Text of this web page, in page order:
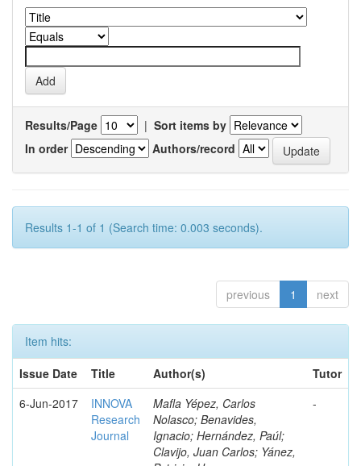
Results/Page | Sort items by
In order
Authors/record
Results 1-1 of 1 (Search time: 0.003 seconds).
previous 1 next
Item hits:
Issue Date
Title Author(s)
Tutor
6-Jun-2017
INNOVA
Research
Journal
Mafla Yépez, Carlos
Nolasco; Benavides,
Ignacio; Hernández, Paúl;
Clavijo, Juan Carlos; Yánez,
-